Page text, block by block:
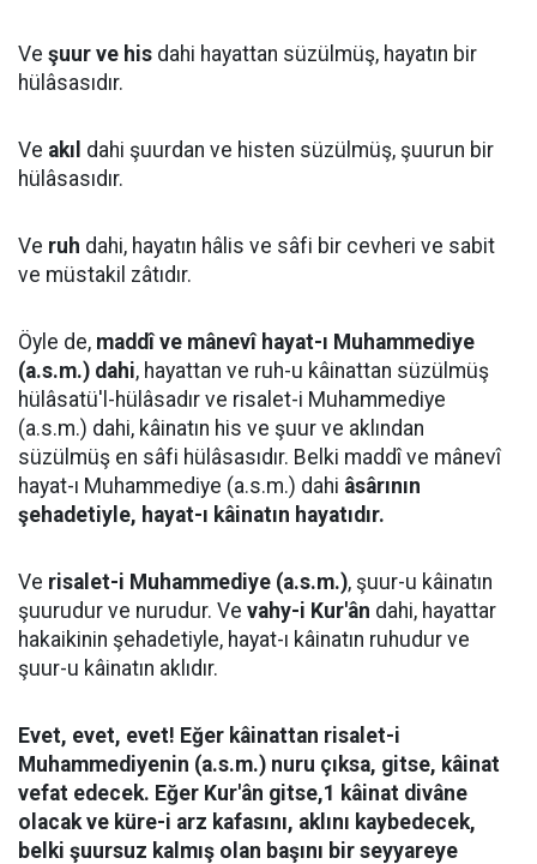
Ve şuur ve his dahi hayattan süzülmüş, hayatın bir
hülâsasıdır.
Ve akıl dahi şuurdan ve histen süzülmüş, şuurun bir
hülâsasıdır.
Ve ruh dahi, hayatın hâlis ve sâfi bir cevheri ve sabit
ve müstakil zâtıdır.
Öyle de, maddî ve mânevî hayat-ı Muhammediye
(a.s.m.) dahi, hayattan ve ruh-u kâinattan süzülmüş
hülâsatü'l-hülâsadır ve risalet-i Muhammediye
(a.s.m.) dahi, kâinatın his ve şuur ve aklından
süzülmüş en sâfi hülâsasıdır. Belki maddî ve mânevî
hayat-ı Muhammediye (a.s.m.) dahi âsârının
şehadetiyle, hayat-ı kâinatın hayatıdır.
Ve risalet-i Muhammediye (a.s.m.), şuur-u kâinatın
şuurudur ve nurudur. Ve vahy-i Kur'ân dahi, hayattar
hakaikinin şehadetiyle, hayat-ı kâinatın ruhudur ve
şuur-u kâinatın aklıdır.
Evet, evet, evet! Eğer kâinattan risalet-i
Muhammediyenin (a.s.m.) nuru çıksa, gitse, kâinat
vefat edecek. Eğer Kur'ân gitse,1 kâinat divâne
olacak ve küre-i arz kafasını, aklını kaybedecek,
belki şuursuz kalmış olan başını bir seyyareye